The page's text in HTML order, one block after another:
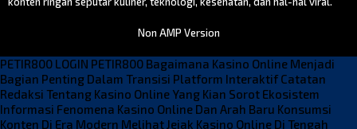
Non AMP Version
PETIR800 LOGIN PETIR800 Bagaimana Kasino Online Menjadi
Bagian Penting Dalam Transisi Platform Interaktif Catatan
Redaksi Tentang Kasino Online Yang Kian Sorot Ekosistem
Informasi Fenomena Kasino Online Dan Arah Baru Konsumsi
Konten Di Era Modern Melihat Jejak Kasino Online Di Tengah